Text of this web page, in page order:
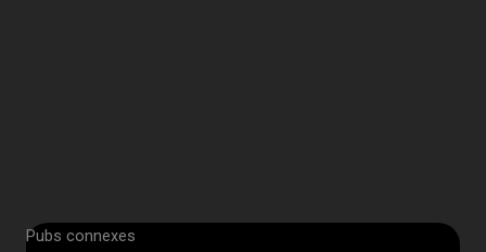
Pubs connexes